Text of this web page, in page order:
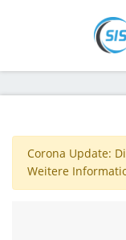
Corona Update:
Weitere